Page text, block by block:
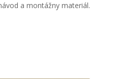
a montážny materiál.